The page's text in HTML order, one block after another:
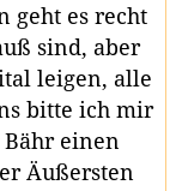
geht es recht
sind, aber
leigen, alle
bitte ich mir
einen
Äußersten